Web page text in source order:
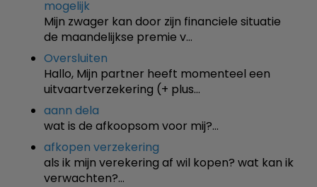
mogelijk
Mijn zwager kan door zijn financiele situatie
de maandelijkse premie v…
Oversluiten
Hallo, Mijn partner heeft momenteel een
uitvaartverzekering (+ plus…
aann dela
wat is de afkoopsom voor mij?…
afkopen verzekering
als ik mijn verekering af wil kopen? wat kan ik
verwachten?…